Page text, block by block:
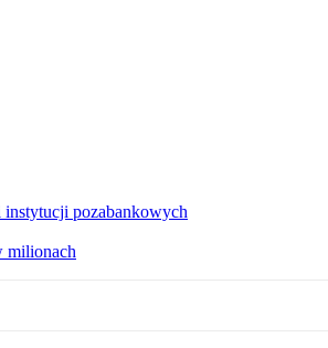
pozabankowych
milionach